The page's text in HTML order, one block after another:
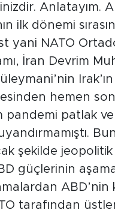
Anlatayım.
ilk dönemi
yani NATO
İran Devrim
hemen
patlak
şekilde
güçlerinin
tarafından